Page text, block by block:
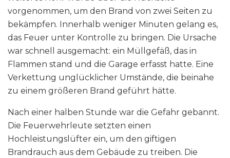
vorgenommen, um den Brand von zwei Seiten zu
bekämpfen. Innerhalb weniger Minuten gelang es,
das Feuer unter Kontrolle zu bringen. Die Ursache
war schnell ausgemacht: ein Müllgefäß, das in
Flammen stand und die Garage erfasst hatte. Eine
Verkettung unglücklicher Umstände, die beinahe
zu einem größeren Brand geführt hätte.
Nach einer halben Stunde war die Gefahr gebannt.
Die Feuerwehrleute setzten einen
Hochleistungslüfter ein, um den giftigen
Brandrauch aus dem Gebäude zu treiben. Die